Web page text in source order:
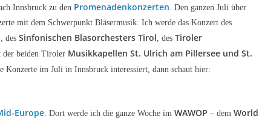
Innsbruck zu den Promenadenkonzerten . Den ganzen Juli über
mit dem Schwerpunkt Bläsermusik. Ich werde das Konzert des
, des Sinfonischen Blasorchesters Tirol , des Tiroler
der beiden Tiroler Musikkapellen St. Ulrich am Pillersee und St.
Konzerte im Juli in Innsbruck interessiert, dann schaut hier:
Europe . Dort werde ich die ganze Woche im WAWOP – dem World